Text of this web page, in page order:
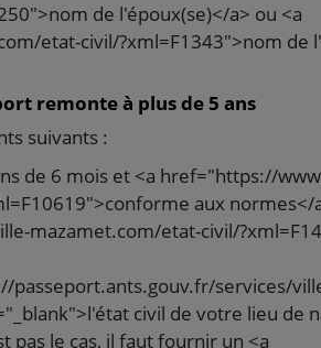
de l'époux(se)</a> ou <a
etat-civil/?xml=F1343">nom de
remonte à plus de 5 ans
suivants :
de 6 mois et <a href="https://
aux normes</
mazamet.com/etat-civil/
passeport.ants.gouv.fr/services/
civil de votre lieu de
pas le cas, il faut fournir un <a